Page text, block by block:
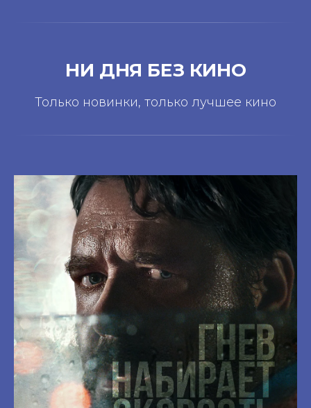
НИ ДНЯ БЕЗ КИНО
Только новинки, только лучшее кино